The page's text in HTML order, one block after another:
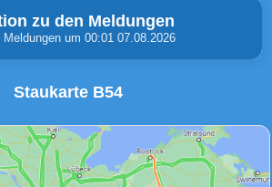
zu den Meldungen
um 00:01 07.08.2026
Stau
(0)
Staukarte B54